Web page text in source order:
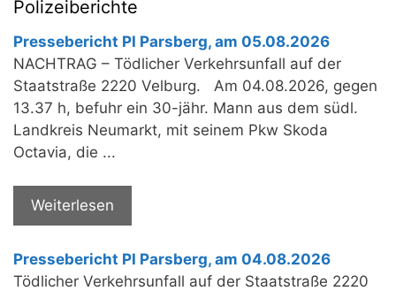
Polizeiberichte
Pressebericht PI Parsberg, am 05.08.2026
NACHTRAG – Tödlicher Verkehrsunfall auf der
Staatstraße 2220 Velburg. Am 04.08.2026, gegen
13.37 h, befuhr ein 30-jähr. Mann aus dem südl.
Landkreis Neumarkt, mit seinem Pkw Skoda
Octavia, die ...
Weiterlesen
Pressebericht PI Parsberg, am 04.08.2026
Tödlicher Verkehrsunfall auf der Staatstraße 2220